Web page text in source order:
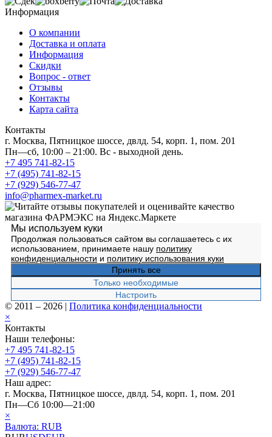
Информация
О компании
Доставка и оплата
Информация
Скидки
Вопрос - ответ
Отзывы
Контакты
Карта сайта
Контакты
г. Москва, Пятницкое шоссе, двлд. 54, корп. 1, пом. 201
Пн—сб, 10:00 – 21:00. Вс - выходной день.
+7 495 741-82-15
+7 (495) 741-82-15
+7 (929) 546-77-47
info@pharmex-market.ru
Мы используем куки
Продолжая пользоваться сайтом вы соглашаетесь с их
использованием, принимаете нашу политику
конфиденциальности и политику использования куки
Принять все
Только необходимые
Настроить
© 2011 – 2026 | Политика конфиденциальности
×
Контакты
Наши телефоны:
+7 495 741-82-15
+7 (495) 741-82-15
+7 (929) 546-77-47
Наш адрес:
г. Москва, Пятницкое шоссе, двлд. 54, корп. 1, пом. 201
Пн—Сб 10:00—21:00
×
Валюта: RUB